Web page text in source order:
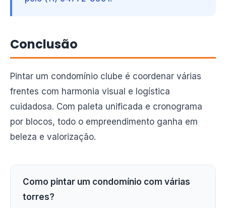
Conclusão
Pintar um condomínio clube é coordenar várias
frentes com harmonia visual e logística
cuidadosa. Com paleta unificada e cronograma
por blocos, todo o empreendimento ganha em
beleza e valorização.
Como pintar um condomínio com várias
torres?